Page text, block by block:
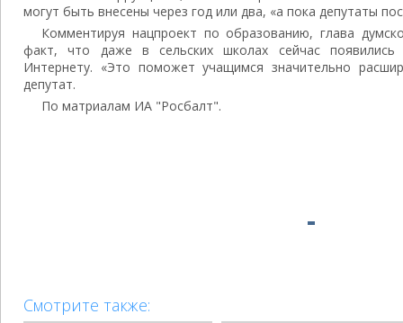
могут быть внесены через год или два, «а пока депутаты
Комментируя нацпроект по образованию, глава
факт, что даже в сельских школах сейчас
Интернету. «Это поможет учащимся значительно
депутат.
По матриалам ИА "Росбалт".
Смотрите также: